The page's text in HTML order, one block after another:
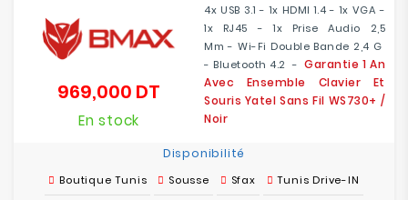
4x USB 3.1 - 1x HDMI 1.4 - 1x VGA -
1x RJ45 - 1x Prise Audio 2,5
Mm - Wi-Fi Double Bande 2,4 G
- Bluetooth 4.2 -Garantie 1 An
Avec Ensemble Clavier Et
Souris Yatel Sans Fil WS730+ /
Noir
969,000 DT
En stock
Disponibilité
Boutique Tunis Sousse Sfax Tunis Drive-IN